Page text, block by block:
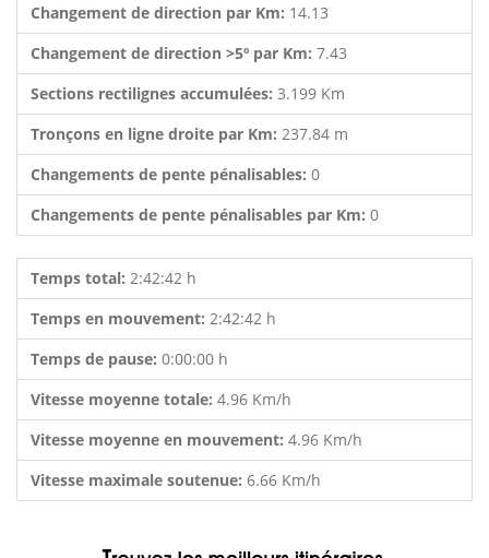
Changement de direction par Km: 14.13
Changement de direction >5º par Km: 7.43
Sections rectilignes accumulées: 3.199 Km
Tronçons en ligne droite par Km: 237.84 m
Changements de pente pénalisables: 0
Changements de pente pénalisables par Km: 0
Temps total: 2:42:42 h
Temps en mouvement: 2:42:42 h
Temps de pause: 0:00:00 h
Vitesse moyenne totale: 4.96 Km/h
Vitesse moyenne en mouvement: 4.96 Km/h
Vitesse maximale soutenue: 6.66 Km/h